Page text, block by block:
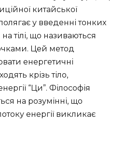
китайської
у введенні тонких
тілі, що називаються
Цей метод
енергетичні
крізь тіло,
“Ци”. Філософія
на розумінні, що
енергії викликає